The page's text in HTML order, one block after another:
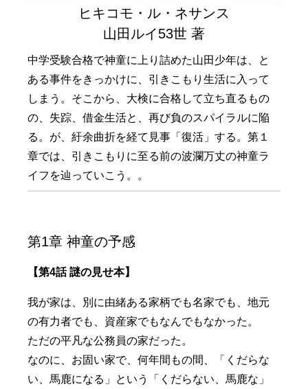
ヒキコモ・ル・ネサンス
山田ルイ53世 著
中学受験合格で神童に上り詰めた山田少年は、と
ある事件をきっかけに、引きこもり生活に入って
しまう。そこから、大検に合格して立ち直るもの
の、失踪、借金生活と、再び負のスパイラルに陥
る。が、紆余曲折を経て見事「復活」する。第１
章では、引きこもりに至る前の波瀾万丈の神童ラ
イフを辿っていこう。。
第1章 神童の予感
【第4話 謎の見せ本】
我が家は、別に由緒ある家柄でも名家でも、地元
の有力者でも、資産家でもなんでもなかった。
ただの平凡な公務員の家だった。
なのに、お固い家で、何年間もの間、「くだらな
い、馬鹿になる」という「くだらない、馬鹿な」